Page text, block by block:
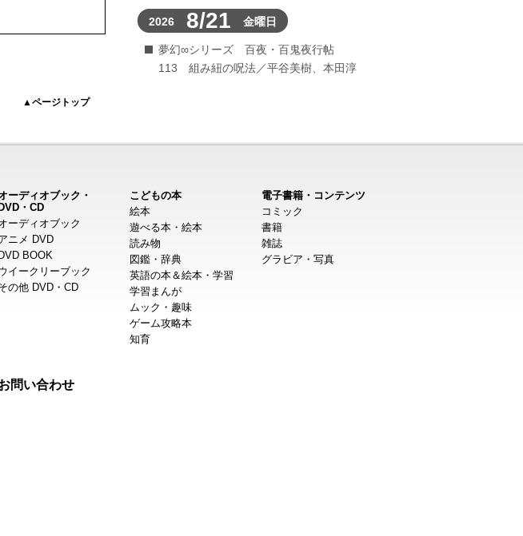
▲ページトップ
2026 8/21 金曜日
夢幻∞シリーズ 百夜・百鬼夜行帖
113 組み紐の呪法／平谷美樹、本田淳
ーディオブック・
DVD・CD
ーディオブック
ニメ DVD
DVD BOOK
イークリーブック
の他 DVD・CD
こどもの本
絵本
遊べる本・絵本
読み物
図鑑・辞典
英語の本＆絵本・学習
学習まんが
ムック・趣味
ゲーム攻略本
知育
電子書籍・コンテンツ
コミック
書籍
雑誌
グラビア・写真
問い合わせ